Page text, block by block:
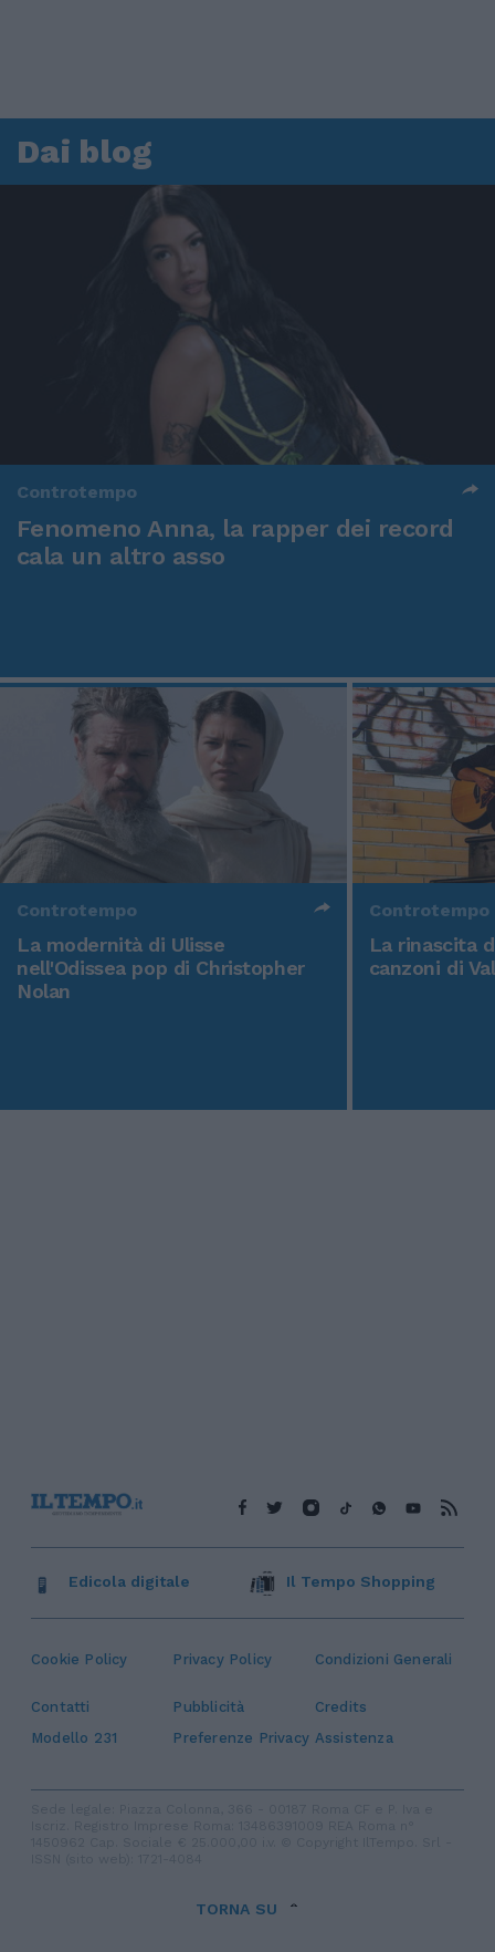
Dai blog
Controtempo
Fenomeno Anna, la rapper dei record
cala un altro asso
Controtempo
La modernità di Ulisse
nell'Odissea pop di Christopher
Nolan
Controtempo
La rinascita
canzoni di
Cookie Policy Privacy Policy Condizioni Generali
Contatti Pubblicità
Credits
Modello 231
Preferenze Privacy Assistenza
Edicola digitale Il Tempo Shopping
TORNA SU